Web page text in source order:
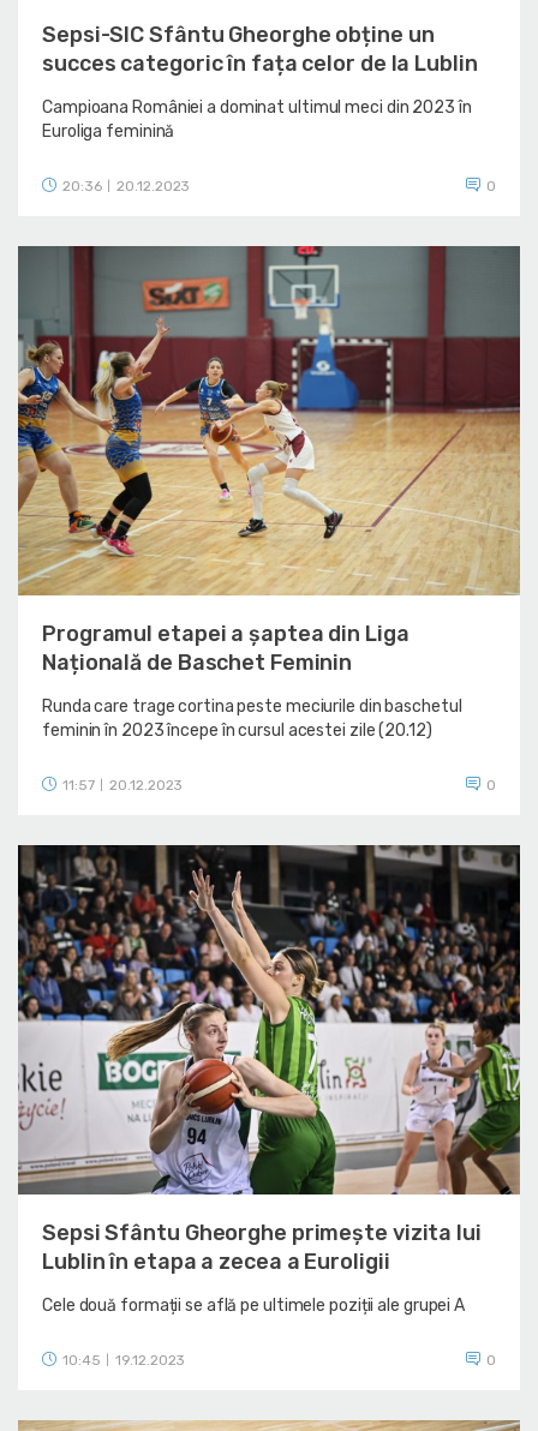
Sepsi-SIC Sfântu Gheorghe obține un
succes categoric în fața celor de la Lublin
Campioana României a dominat ultimul meci din 2023 în
Euroliga feminină
20:36 20.12.2023 0
Programul etapei a șaptea din Liga
Națională de Baschet Feminin
Runda care trage cortina peste meciurile din baschetul
feminin în 2023 începe în cursul acestei zile (20.12)
11:57 20.12.2023 0
Sepsi Sfântu Gheorghe primește vizita lui
Lublin în etapa a zecea a Euroligii
Cele două formații se află pe ultimele poziții ale grupei A
10:45 19.12.2023 0